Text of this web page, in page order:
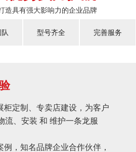
造具有强大影响力的企业品牌
型号齐全 完善服务
柜定制、专卖店建设，为客户
流、安装 和 维护一条龙服
，知名品牌企业合作伙伴，